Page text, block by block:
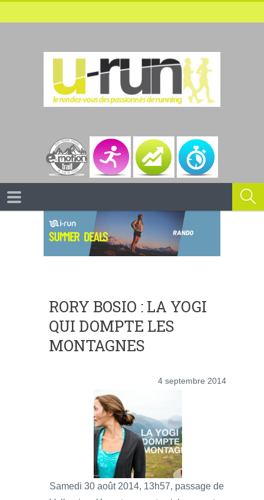
RORY BOSIO : LA YOGI
QUI DOMPTE LES
MONTAGNES
4 septembre 2014
Samedi 30 août 2014, 13h57, passage de